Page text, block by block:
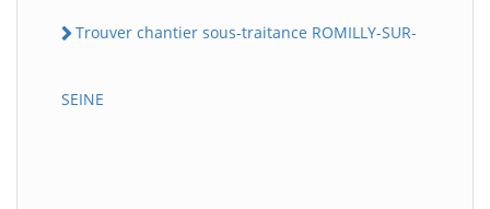
Trouver chantier sous-traitance ROMILLY-SUR-
SEINE